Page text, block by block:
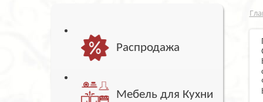
Распродажа
Мебель для Кухни